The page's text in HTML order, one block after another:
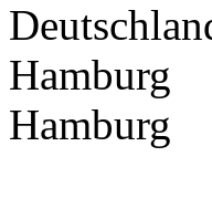
Hamburg
Hamburg